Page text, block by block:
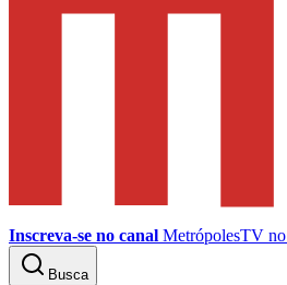
Inscreva-se no canal MetrópolesTV no
Busca